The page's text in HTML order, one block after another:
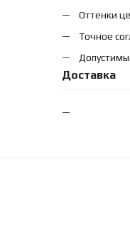
Оттенки
Точное
Доставка